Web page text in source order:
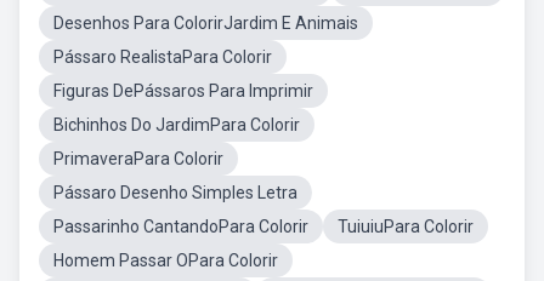
Desenhos Para ColorirJardim E Animais
Pássaro RealistaPara Colorir
Figuras DePássaros Para Imprimir
Bichinhos Do JardimPara Colorir
PrimaveraPara Colorir
Pássaro Desenho Simples Letra
Passarinho CantandoPara Colorir
TuiuiuPara Colorir
Homem Passar OPara Colorir